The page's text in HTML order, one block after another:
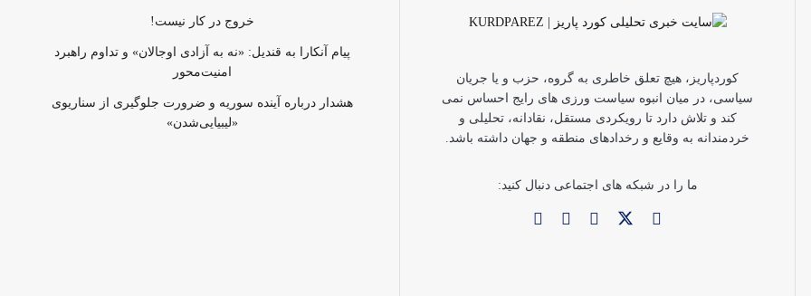
کوردپاریز، هیچ تعلق خاطری به گروه، حزب و یا جریان
سیاسی، در میان انبوه سیاست ورزی های رایج احساس نمی
کند و تلاش دارد تا رویکردی مستقل، نقادانه، تحلیلی و
خردمندانه به وقایع و رخدادهای منطقه و جهان داشته باشد.
ما را در شبکه های اجتماعی دنبال کنید:
خروج در کار نیست!
پیام آنکارا به قندیل: «نه به آزادی اوجالان» و تداوم راهبرد
امنیت‌محور
هشدار درباره آینده سوریه و ضرورت جلوگیری از سناریوی
«لیبیایی‌شدن»